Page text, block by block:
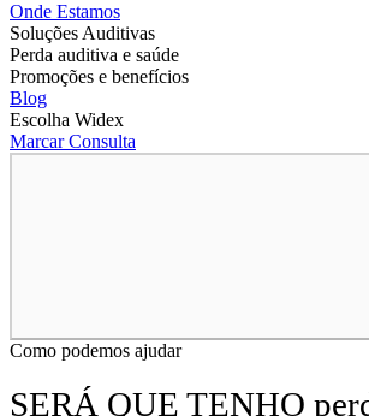
Onde Estamos
Soluções Auditivas
Perda auditiva e saúde
Promoções e benefícios
Blog
Escolha Widex
Marcar Consulta
Como podemos ajudar
SERÁ QUE TENHO